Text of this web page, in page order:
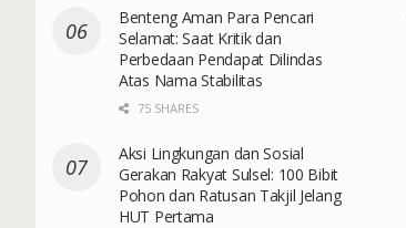
Benteng Aman Para Pencari
Selamat: Saat Kritik dan
Perbedaan Pendapat Dilindas
Atas Nama Stabilitas
75 SHARES
Aksi Lingkungan dan Sosial
Gerakan Rakyat Sulsel: 100 Bibit
Pohon dan Ratusan Takjil Jelang
HUT Pertama